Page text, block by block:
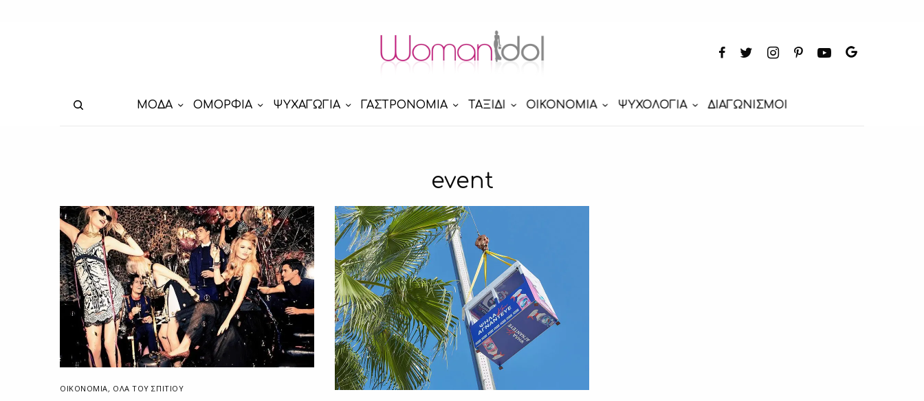
ΜΟΔΑ ΟΜΟΡΦΙΑ ΨΥΧΑΓΩΓΙΑ ΓΑΣΤΡΟΝΟΜΙΑ ΤΑΞΙΔΙ ΟΙΚΟΝΟΜΙΑ ΨΥΧΟΛΟΓΙΑ ΔΙΑΓΩΝΙΣΜΟΙ
event
ΟΙΚΟΝΟΜΙΑ, ΌΛΑ ΤΟΥ ΣΠΙΤΙΟΥ